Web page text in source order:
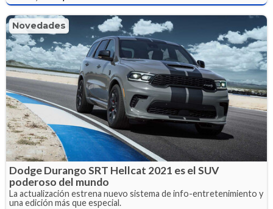
Novedades
Dodge Durango SRT Hellcat 2021 es el SUV
poderoso del mundo
La actualización estrena nuevo sistema de info-entretenimiento y
una edición más que especial.